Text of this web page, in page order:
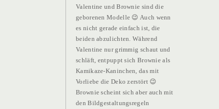
Valentine und Brownie sind die
geborenen Modelle 😉 Auch wenn
es nicht gerade einfach ist, die
beiden abzulichten. Während
Valentine nur grimmig schaut und
schläft, entpuppt sich Brownie als
Kamikaze-Kaninchen, das mit
Vorliebe die Deko zerstört 😉
Brownie scheint sich aber auch mit
den Bildgestaltungsregeln